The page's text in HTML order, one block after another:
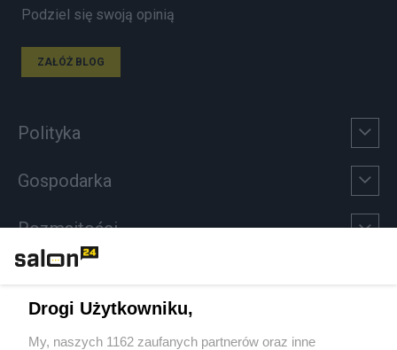
Podziel się swoją opinią
ZAŁÓŻ BLOG
Polityka
Gospodarka
Rozmaitości
Sport
Drogi Użytkowniku,
My, naszych 1162 zaufanych partnerów oraz inne